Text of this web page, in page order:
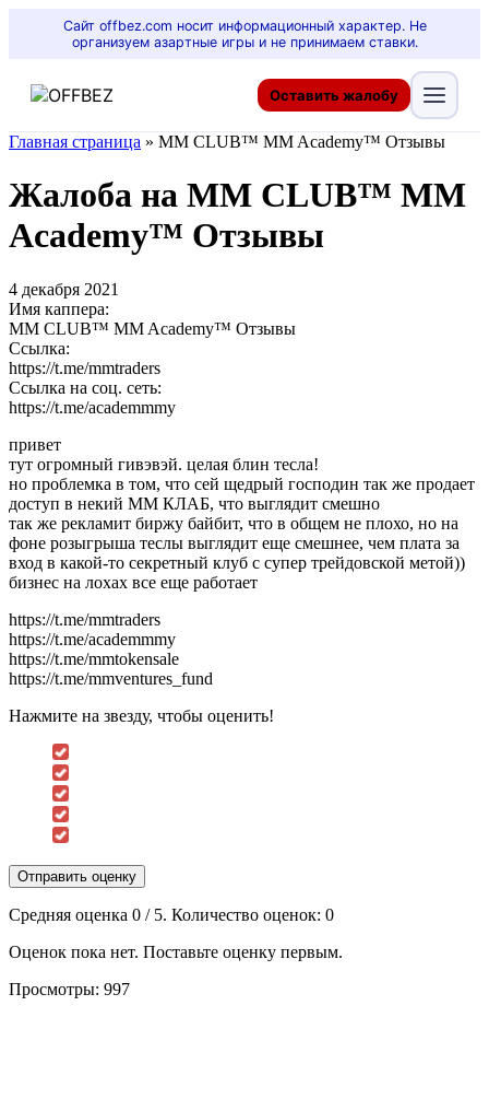
Сайт offbez.com носит информационный характер. Не
организуем азартные игры и не принимаем ставки.
Оставить жалобу
Главная страница » MM CLUB™ MM Academy™ Отзывы
Жалоба на MM CLUB™ MM
Academy™ Отзывы
4 декабря 2021
Имя каппера:
MM CLUB™ MM Academy™ Отзывы
Ссылка:
https://t.me/mmtraders
Ссылка на соц. сеть:
https://t.me/academmmy
привет
тут огромный гивэвэй. целая блин тесла!
но проблемка в том, что сей щедрый господин так же продает
доступ в некий ММ КЛАБ, что выглядит смешно
так же рекламит биржу байбит, что в общем не плохо, но на
фоне розыгрыша теслы выглядит еще смешнее, чем плата за
вход в какой-то секретный клуб с супер трейдовской метой))
бизнес на лохах все еще работает
https://t.me/mmtraders
https://t.me/academmmy
https://t.me/mmtokensale
https://t.me/mmventures_fund
Нажмите на звезду, чтобы оценить!
Отправить оценку
Средняя оценка 0 / 5. Количество оценок: 0
Оценок пока нет. Поставьте оценку первым.
Просмотры: 997